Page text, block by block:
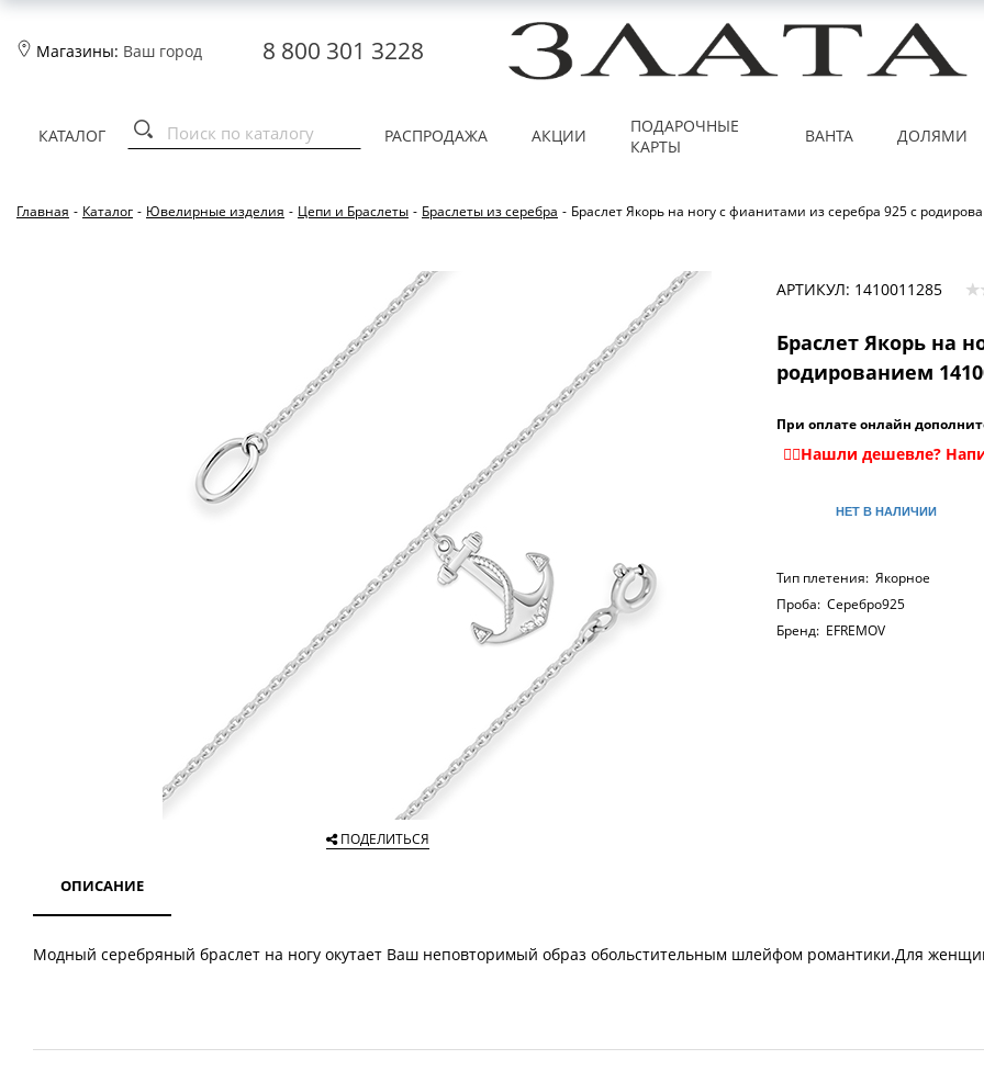
Магазины: Ваш город 8 800 301 3228
КАТАЛОГ РАСПРОДАЖА АКЦИИ
ПОДАРОЧНЫЕ
КАРТЫ
ВАНТА ДОЛЯМИ
Главная - Каталог - Ювелирные изделия - Цепи и Браслеты - Браслеты из серебра - Браслет Якорь на ногу с фианитами из серебра 925 с
ПОДЕЛИТЬСЯ
АРТИКУЛ: 1410011285
Браслет Якорь на
родированием
При оплате онлайн
НЕТ В НАЛИЧИИ
Тип плетения: Якорное
Проба: Серебро925
Бренд: EFREMOV
ОПИСАНИЕ
Модный серебряный браслет на ногу окутает Ваш неповторимый образ обольстительным шлейфом романтики.Для